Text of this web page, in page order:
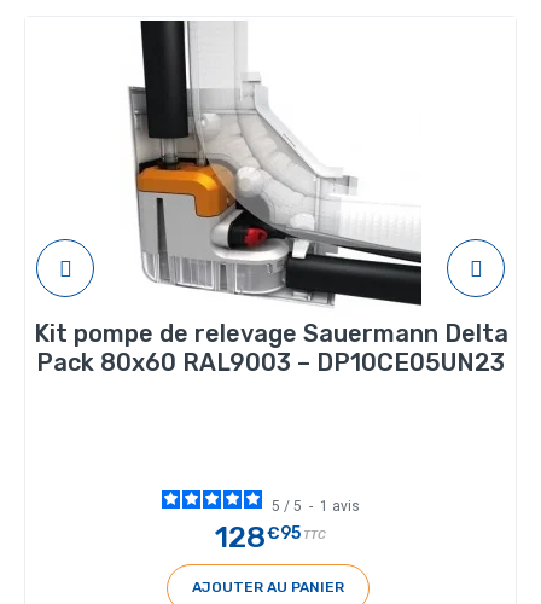
Kit pompe de relevage Sauermann Delta
Pack 80x60 RAL9003 – DP10CE05UN23
5 / 5 - 1 avis
128€95 TTC
AJOUTER AU PANIER